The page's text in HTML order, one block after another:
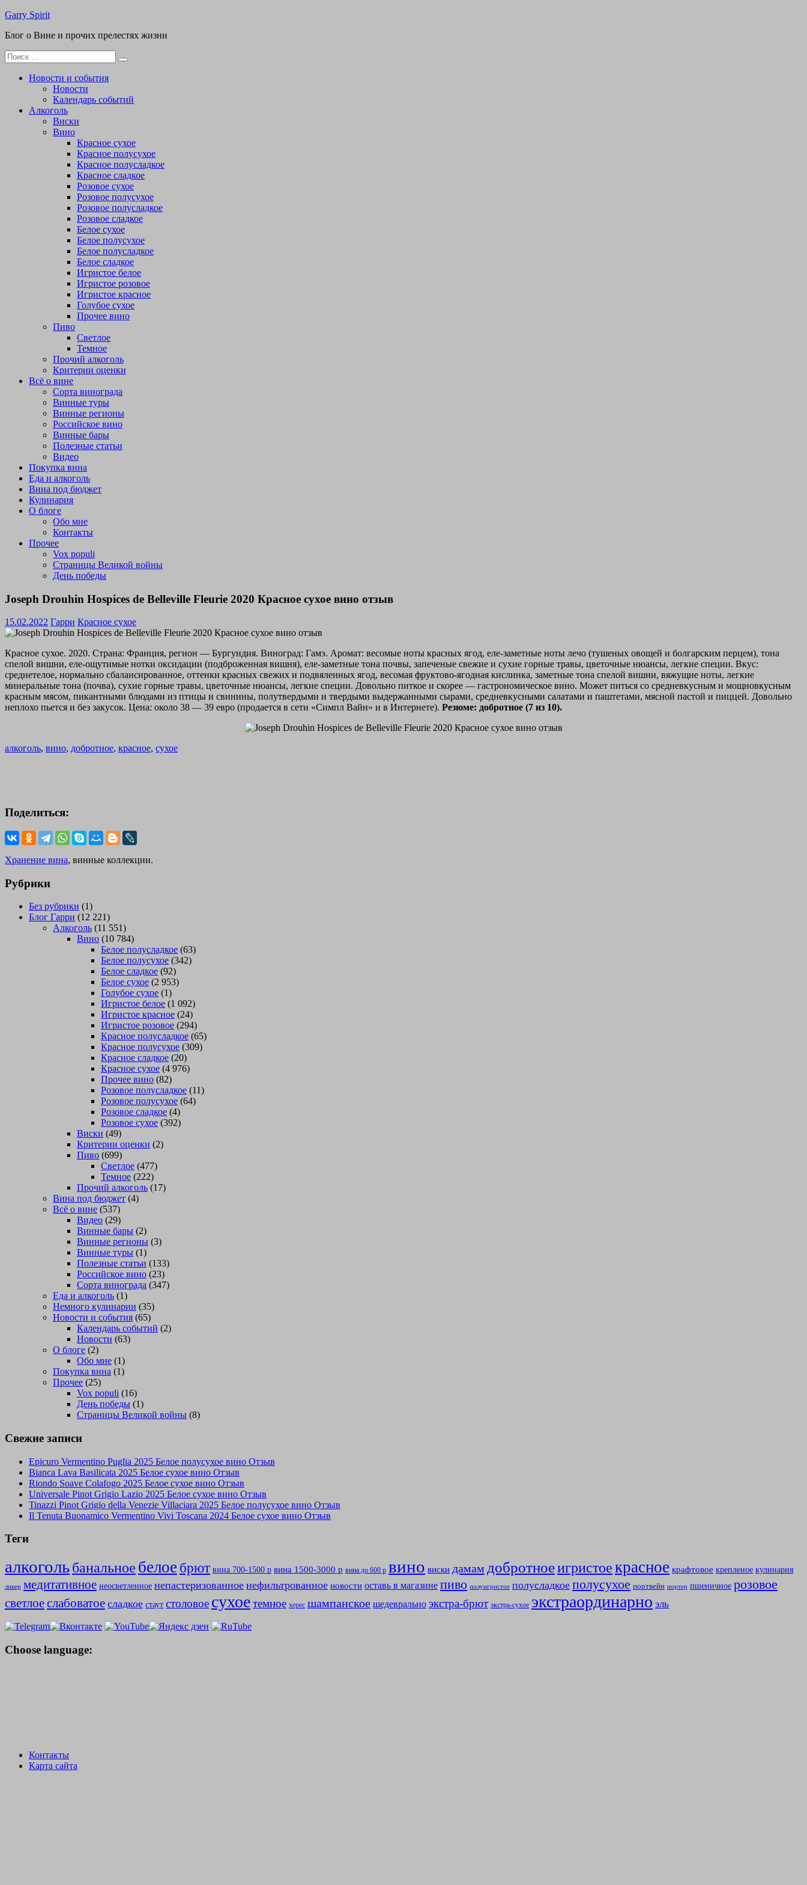
Перейти
содержимому
Garry Spirit
Блог о Вине и прочих прелестях жизни
Поиск
для:
Новости и события
Новости
Календарь событий
Алкоголь
Виски
Вино
Красное сухое
Красное полусухое
Красное полусладкое
Красное сладкое
Розовое сухое
Розовое полусухое
Розовое полусладкое
Розовое сладкое
Белое сухое
Белое полусухое
Белое полусладкое
Белое сладкое
Игристое белое
Игристое розовое
Игристое красное
Голубое сухое
Прочее вино
Пиво
Светлое
Темное
Прочий алкоголь
Критерии оценки
Всё о вине
Сорта винограда
Винные туры
Винные регионы
Российское вино
Винные бары
Полезные статьи
Видео
Покупка вина
Еда и алкоголь
Вина под бюджет
Кулинария
О блоге
Обо мне
Контакты
Прочее
Vox populi
Страницы Великой войны
День победы
Joseph Drouhin Hospices de Belleville Fleurie 2020 Красное сухое вино отзыв
15.02.2022 Гарри Красное сухое
Красное сухое. 2020. Страна: Франция, регион — Бургундия. Виноград: Гамэ. Аромат: весомые ноты красных ягод, еле-заметные ноты лечо (тушеных овощей и болгарским перцем), тона
спелой вишни, еле-ощутимые нотки оксидации (подброженная вишня), еле-заметные тона почвы, запеченые свежие и сухие горные травы, цветочные нюансы, легкие специи. Вкус:
среднетелое, нормально сбалансированное, оттенки красных свежих и подвяленных ягод, весомая фруктово-ягодная кислинка, заметные тона спелой вишни, вяжущие ноты, легкие
минеральные тона (почва), сухие горные травы, цветочные нюансы, легкие специи. Довольно питкое и скорее — гастрономическое вино. Может питься со средневкусным и мощновкусным
красным мясом, пикантными блюдами из птицы и свинины, полутвердыми и твердыми выдержанными сырами, средневкусными салатами и паштетами, мясной пастой и пиццей. Довольно
неплохо пьется и без закусок. Цена: около 38 — 39 евро (продается в сети «Симпл Вайн» и в Интернете). Резюме: добротное (7 из 10).
алкоголь, вино, добротное, красное, сухое
Поделиться:
Хранение вина, винные коллекции.
Рубрики
Без рубрики (1)
Блог Гарри (12 221)
Алкоголь (11 551)
Вино (10 784)
Белое полусладкое (63)
Белое полусухое (342)
Белое сладкое (92)
Белое сухое (2 953)
Голубое сухое (1)
Игристое белое (1 092)
Игристое красное (24)
Игристое розовое (294)
Красное полусладкое (65)
Красное полусухое (309)
Красное сладкое (20)
Красное сухое (4 976)
Прочее вино (82)
Розовое полусладкое (11)
Розовое полусухое (64)
Розовое сладкое (4)
Розовое сухое (392)
Виски (49)
Критерии оценки (2)
Пиво (699)
Светлое (477)
Темное (222)
Прочий алкоголь (17)
Вина под бюджет (4)
Всё о вине (537)
Видео (29)
Винные бары (2)
Винные регионы (3)
Винные туры (1)
Полезные статьи (133)
Российское вино (23)
Сорта винограда (347)
Еда и алкоголь (1)
Немного кулинарии (35)
Новости и события (65)
Календарь событий (2)
Новости (63)
О блоге (2)
Обо мне (1)
Покупка вина (1)
Прочее (25)
Vox populi (16)
День победы (1)
Страницы Великой войны (8)
Свежие записи
Epicuro Vermentino Puglia 2025 Белое полусухое вино Отзыв
Bianca Lava Basilicata 2025 Белое сухое вино Отзыв
Riondo Soave Colafogo 2025 Белое сухое вино Отзыв
Universale Pinot Grigio Lazio 2025 Белое сухое вино Отзыв
Tinazzi Pinot Grigio della Venezie Villaciara 2025 Белое полусухое вино Отзыв
Il Tenuta Buonamico Vermentino Vivi Toscana 2024 Белое сухое вино Отзыв
Теги
алкогольбанальное белое брют вина 700-1500 р вина 1500-3000 р вина до 600 р вино виски дамам добротноеигристоекрасное крафтовое крепленое кулинария
ликер медитативное неосветленное непастеризованное нефильтрованное новости оставь в магазине пиво полуигристое полусладкое полусухое портвейн портер пшеничное розовое
светлоеслабоватое сладкое стаут столовое сухоетемное херес шампанское шедеврально экстра-брют экстра-сухое экстраординарно эль
Choose language:
Контакты
Карта сайта